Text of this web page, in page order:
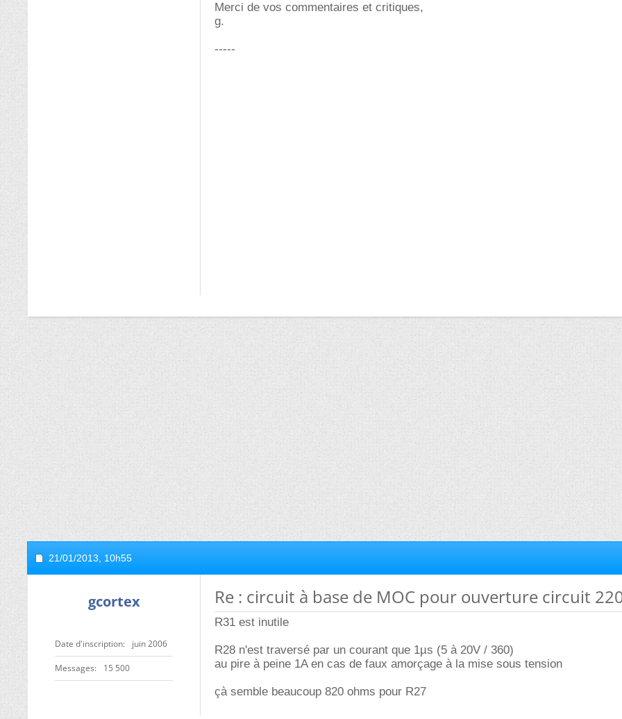
Merci de vos commentaires et critiques,
g.
-----
21/01/2013, 10h55
gcortex
Date d'inscription juin 2006
Messages 15 500
Re : circuit à base de MOC pour ouverture circuit
R31 est inutile
R28 n'est traversé par un courant que 1µs (5 à 20V / 360)
au pire à peine 1A en cas de faux amorçage à la mise sous tension
çà semble beaucoup 820 ohms pour R27